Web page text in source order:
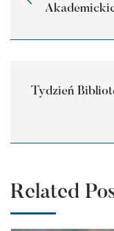
Tydzień
Related